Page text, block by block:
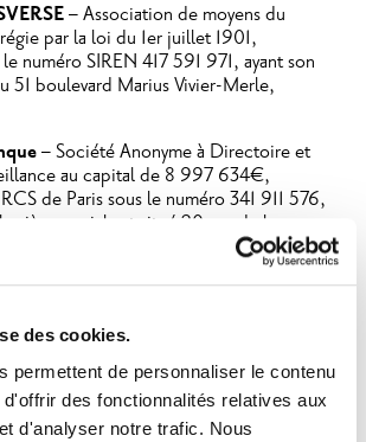
des cookies.
permettent de personnaliser le contenu
des fonctionnalités relatives aux
d'analyser notre trafic. Nous
– Association de moyens du
par la loi du 1er juillet 1901,
numéro SIREN 417 591 971, ayant son
51 boulevard Marius Vivier-Merle,
– Société Anonyme à Directoire et
au capital de 8 997 634€,
de Paris sous le numéro 341 911 576,
siège social est situé 20 rue de la
– 75383 Paris CEDEX 08.
Crédit 14.120 soumis au contrôle de
Budapest – CS 92459 – 75436 Paris
BQ24/FCR0112